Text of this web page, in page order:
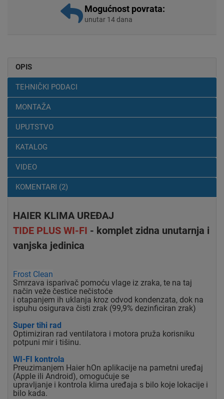
Mogućnost povrata:
unutar 14 dana
OPIS
TEHNIČKI PODACI
MONTAŽA
UPUTSTVO
KATALOG
VIDEO
KOMENTARI (2)
HAIER KLIMA UREĐAJ
TIDE PLUS WI-FI - komplet zidna unutarnja i
vanjska jedinica
Frost Clean
Smrzava isparivač pomoću vlage iz zraka, te na taj
način veže čestice nečistoće
i otapanjem ih uklanja kroz odvod kondenzata, dok na
ispuhu osigurava čisti zrak (99,9% dezinficiran zrak)
Super tihi rad
Optimiziran rad ventilatora i motora pruža korisniku
potpuni mir i tišinu.
WI-FI kontrola
Preuzimanjem Haier hOn aplikacije na pametni uređaj
(Apple ili Android), omogućuje se
upravljanje i kontrola klima uređaja s bilo koje lokacije i
bilo kada.